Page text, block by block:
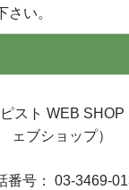
さい。
スト WEB SHOP
ェブショップ）
番号： 03-3469-